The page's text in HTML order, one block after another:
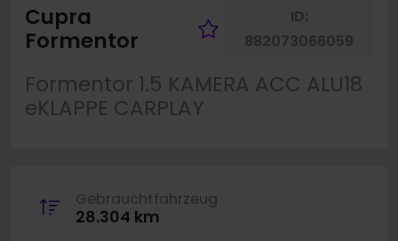
Cupra
Formentor
Fahrzeug
ID:
882073066059
Formentor 1.5 KAMERA ACC ALU18
eKLAPPE CARPLAY
Gebrauchtfahrzeug
28.304 km